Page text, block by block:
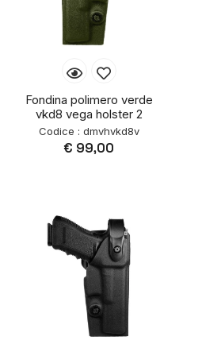
Fondina polimero verde
vkd8 vega holster 2
Codice : dmvhvkd8v
€ 99,00